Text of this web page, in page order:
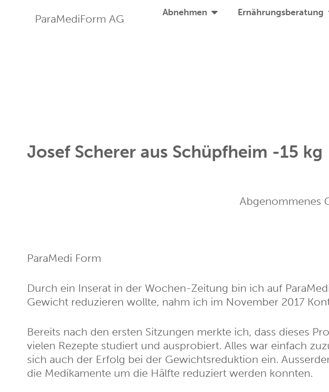
Abnehmen Ernährungsberatung
Josef Scherer aus Schüpfheim -15 kg
Abgenommenes
ParaMedi Form
Durch ein Inserat in der Wochen-Zeitung bin ich auf
Gewicht reduzieren wollte, nahm ich im November 2017
Bereits nach den ersten Sitzungen merkte ich, dass dieses
vielen Rezepte studiert und ausprobiert. Alles war einfach
sich auch der Erfolg bei der Gewichtsreduktion ein.
die Medikamente um die Hälfte reduziert werden konnten.